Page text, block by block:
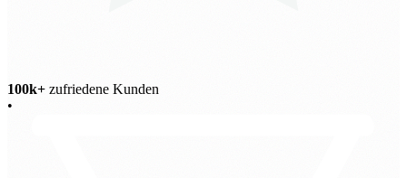
100k+ zufriedene Kunden
•